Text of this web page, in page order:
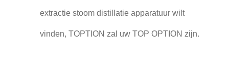
extractie stoom distillatie apparatuur wilt
vinden, TOPTION zal uw TOP OPTION zijn.